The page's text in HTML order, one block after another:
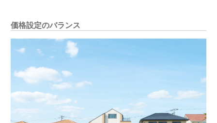
価格設定のバランス